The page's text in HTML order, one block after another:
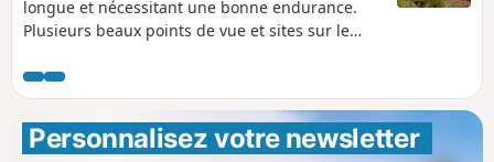
longue et nécessitant une bonne endurance.
Plusieurs beaux points de vue et sites sur le
Personnalisez votre newsletter